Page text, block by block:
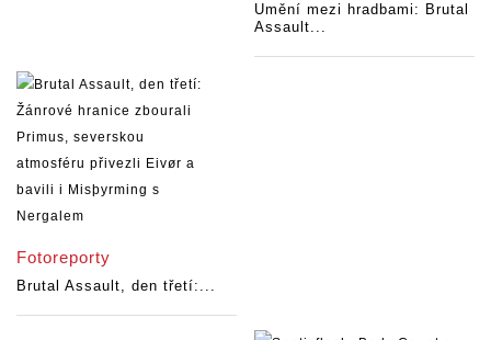
Umění mezi hradbami: Brutal
Assault...
Fotoreporty
Brutal Assault, den třetí:...